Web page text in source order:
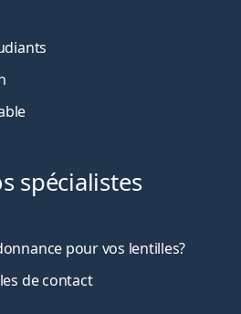
spécialistes
pour vos lentilles?
de contact